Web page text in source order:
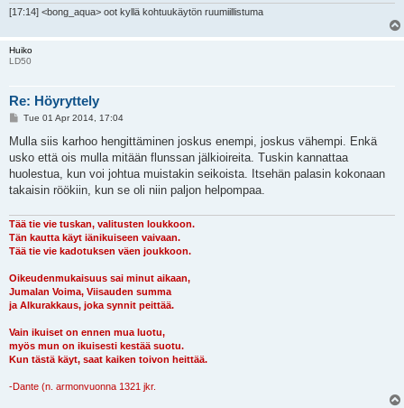
[17:14] <bong_aqua> oot kyllä kohtuukäytön ruumiillistuma
Huiko
LD50
Re: Höyryttely
P
s
Tue 01 Apr 2014, 17:04
Mulla siis karhoo hengittäminen joskus enempi, joskus vähempi. Enkä
usko että ois mulla mitään flunssan jälkioireita. Tuskin kannattaa
huolestua, kun voi johtua muistakin seikoista. Itsehän palasin kokonaan
takaisin röökiin, kun se oli niin paljon helpompaa.
Tää tie vie tuskan, valitusten loukkoon.
Tän kautta käyt iänikuiseen vaivaan.
Tää tie vie kadotuksen väen joukkoon.
Oikeudenmukaisuus sai minut aikaan,
Jumalan Voima, Viisauden summa
ja Alkurakkaus, joka synnit peittää.
Vain ikuiset on ennen mua luotu,
myös mun on ikuisesti kestää suotu.
Kun tästä käyt, saat kaiken toivon heittää.
-Dante (n. armonvuonna 1321 jkr.